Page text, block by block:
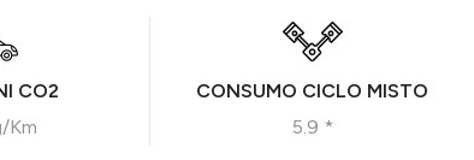
CO2
Km
CONSUMO CICLO MISTO
5.9 *